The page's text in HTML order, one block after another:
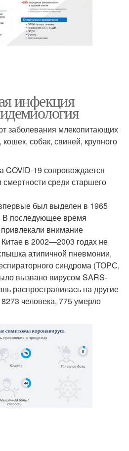
инфекция
заболевания млекопитающих
собак, свиней, крупного
COVID-19 сопровождается
среди старшего
был выделен в 1965
В последующее время
внимание
в 2002—2003 годах не
атипичной пневмонии,
синдрома (ТОРС,
вызвано вирусом SARS-
распространилась на другие
человека, 775 умерло